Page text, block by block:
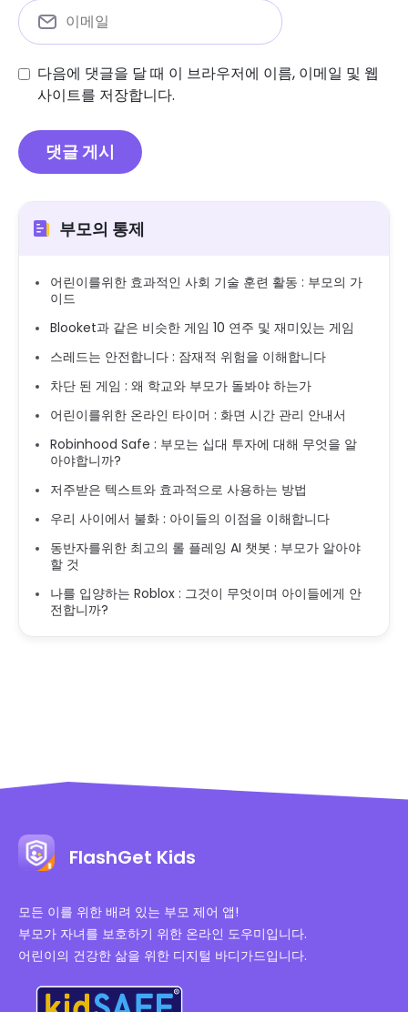
다음에 댓글을 달 때 이 브라우저에 이름, 이메일 및 웹
사이트를 저장합니다.
부모의 통제
어린이를위한 효과적인 사회 기술 훈련 활동 : 부모의 가
이드
Blooket과 같은 비슷한 게임 10 연주 및 재미있는 게임
스레드는 안전합니다 : 잠재적 위험을 이해합니다
차단 된 게임 : 왜 학교와 부모가 돌봐야 하는가
어린이를위한 온라인 타이머 : 화면 시간 관리 안내서
Robinhood Safe : 부모는 십대 투자에 대해 무엇을 알
아야합니까?
저주받은 텍스트와 효과적으로 사용하는 방법
우리 사이에서 불화 : 아이들의 이점을 이해합니다
동반자를위한 최고의 롤 플레잉 AI 챗봇 : 부모가 알아야
할 것
나를 입양하는 Roblox : 그것이 무엇이며 아이들에게 안
전합니까?
FlashGet Kids
모든 이를 위한 배려 있는 부모 제어 앱!
부모가 자녀를 보호하기 위한 온라인 도우미입니다.
어린이의 건강한 삶을 위한 디지털 바디가드입니다.